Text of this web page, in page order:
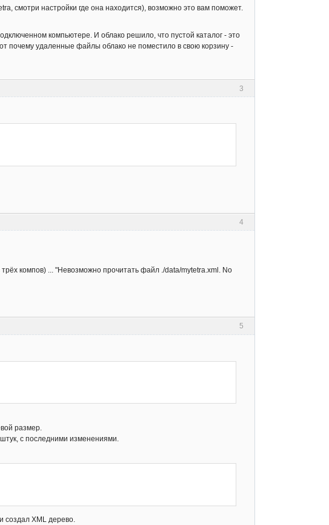
смотри настройки где она находится), возможно это вам поможет.
компьютере. И облако решило, что пустой каталог - это
почему удаленные файлы облако не поместило в свою корзину -
3
4
компов) ... "Невозможно прочитать файл ./data/mytetra.xml. No
5
размер.
с последними изменениями.
создал XML дерево.